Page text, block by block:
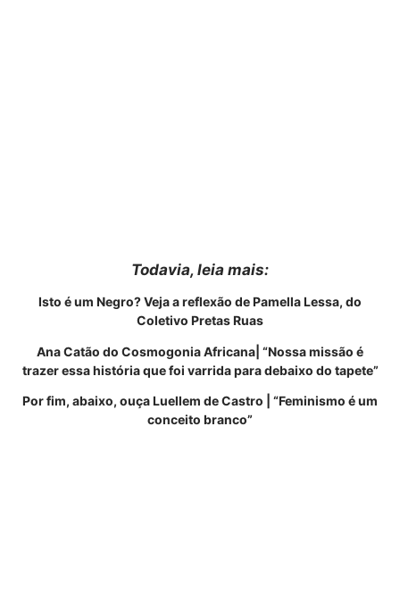
Todavia, leia mais:
Isto é um Negro? Veja a reflexão de Pamella Lessa, do
Coletivo Pretas Ruas
Ana Catão do Cosmogonia Africana| “Nossa missão é
trazer essa história que foi varrida para debaixo do tapete”
Por fim, abaixo, ouça Luellem de Castro | “Feminismo é um
conceito branco”